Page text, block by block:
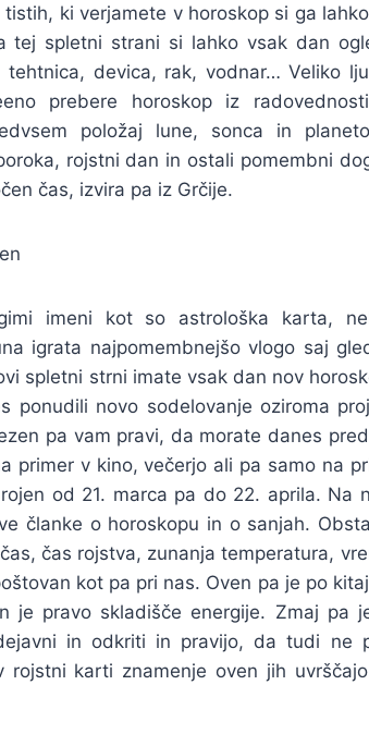
ki verjamete v horoskop si ga
tej spletni strani si lahko vsak dan
devica, rak, vodnar… Veliko
prebere horoskop iz
položaj lune, sonca in
rojstni dan in ostali pomembni
čas, izvira pa iz Grčije.
imeni kot so astrološka karta,
igrata najpomembnejšo vlogo saj
spletni strni imate vsak dan nov
ponudili novo sodelovanje oziroma
pa vam pravi, da morate danes
primer v kino, večerjo ali pa samo na
od 21. marca pa do 22. aprila. Na
članke o horoskopu in o sanjah.
čas rojstva, zunanja temperatura,
kot pa pri nas. Oven pa je po
je pravo skladišče energije. Zmaj pa
in odkriti in pravijo, da tudi ne
karti znamenje oven jih